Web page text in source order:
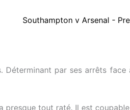
Déterminant par ses arrêts
presque tout raté. Il est